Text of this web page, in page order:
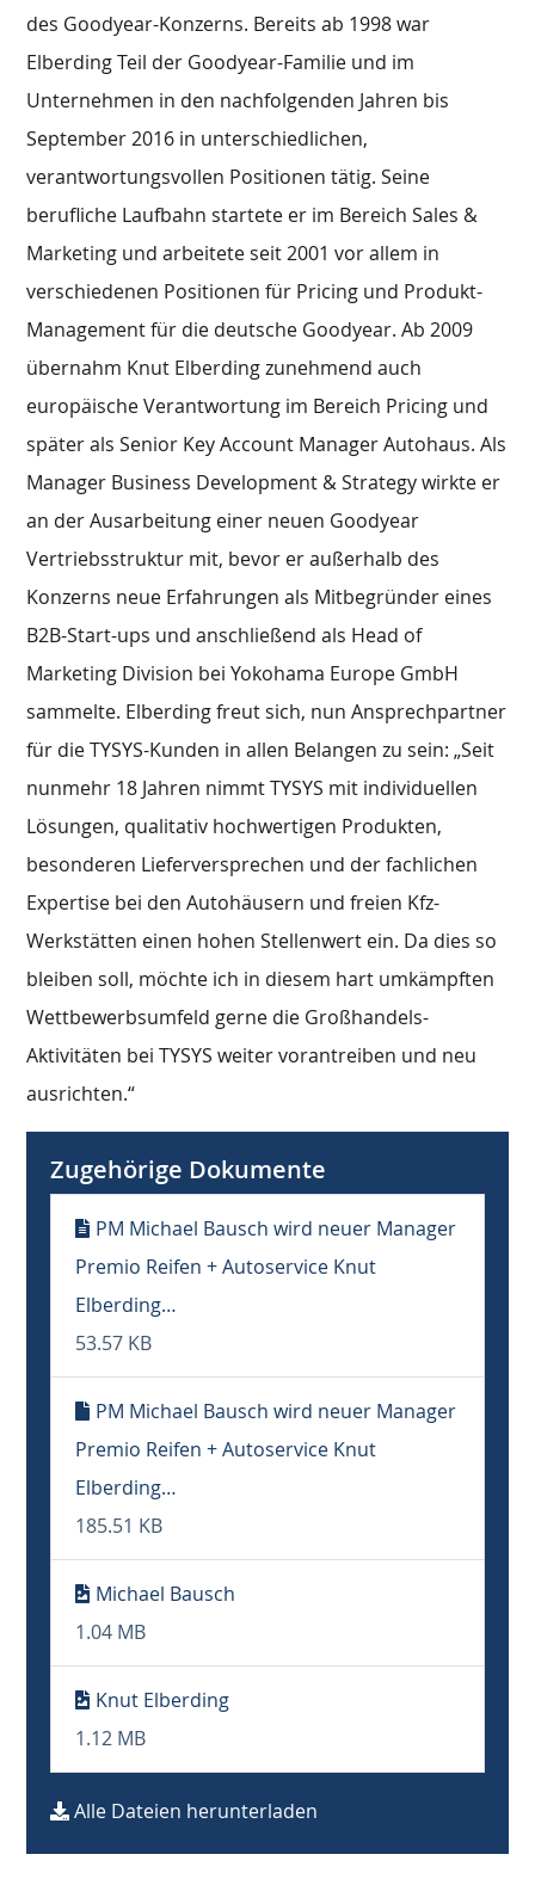
des Goodyear-Konzerns. Bereits ab 1998 war
Elberding Teil der Goodyear-Familie und im
Unternehmen in den nachfolgenden Jahren bis
September 2016 in unterschiedlichen,
verantwortungsvollen Positionen tätig. Seine
berufliche Laufbahn startete er im Bereich Sales &
Marketing und arbeitete seit 2001 vor allem in
verschiedenen Positionen für Pricing und Produkt-
Management für die deutsche Goodyear. Ab 2009
übernahm Knut Elberding zunehmend auch
europäische Verantwortung im Bereich Pricing und
später als Senior Key Account Manager Autohaus. Als
Manager Business Development & Strategy wirkte er
an der Ausarbeitung einer neuen Goodyear
Vertriebsstruktur mit, bevor er außerhalb des
Konzerns neue Erfahrungen als Mitbegründer eines
B2B-Start-ups und anschließend als Head of
Marketing Division bei Yokohama Europe GmbH
sammelte. Elberding freut sich, nun Ansprechpartner
für die TYSYS-Kunden in allen Belangen zu sein: „Seit
nunmehr 18 Jahren nimmt TYSYS mit individuellen
Lösungen, qualitativ hochwertigen Produkten,
besonderen Lieferversprechen und der fachlichen
Expertise bei den Autohäusern und freien Kfz-
Werkstätten einen hohen Stellenwert ein. Da dies so
bleiben soll, möchte ich in diesem hart umkämpften
Wettbewerbsumfeld gerne die Großhandels-
Aktivitäten bei TYSYS weiter vorantreiben und neu
ausrichten.“
Zugehörige Dokumente
PM Michael Bausch wird neuer Manager
Premio Reifen + Autoservice Knut
Elberding…
53.57 KB
PM Michael Bausch wird neuer Manager
Premio Reifen + Autoservice Knut
Elberding…
185.51 KB
Michael Bausch
1.04 MB
Knut Elberding
1.12 MB
Alle Dateien herunterladen